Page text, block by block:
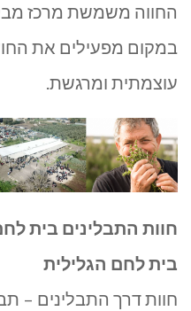
החווה משמשת מרכז
במקום מפעילים את
עוצמתית ומרגשת.
חוות התבלינים בית
בית לחם הגלילית
חוות דרך התבלינים –